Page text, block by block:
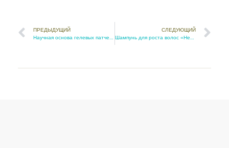
ПРЕДЫДУЩИЙ
Научная основа гелевых патчей 24K Gold Bright Eyes
СЛЕДУЮЩИЙ
Шампунь для роста волос «Нежная сила органического имбиря»: Уход за всеми типами волос